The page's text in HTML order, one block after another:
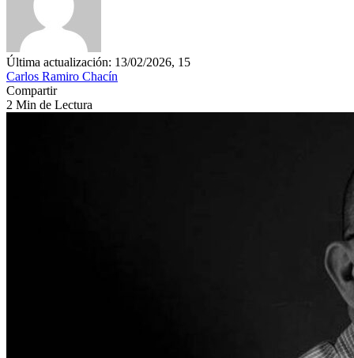
Última actualización: 13/02/2026, 15
Carlos Ramiro Chacín
Compartir
2 Min de Lectura